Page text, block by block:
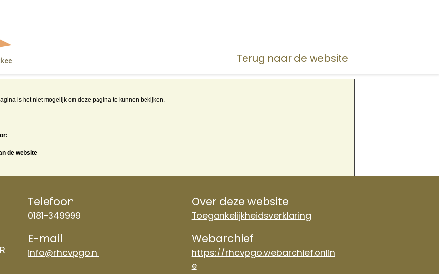
Terug naar de website
is het niet mogelijk om deze pagina te kunnen bekijken.
de website
Telefoon
0181-349999
E-mail
info@rhcvpgo.nl
Over deze website
Toegankelijkheidsverklaring
Webarchief
https://rhcvpgo.webarchief.onlin
e